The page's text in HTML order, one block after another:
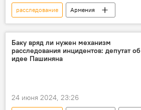
расследование
Армения
Новости Армения
Политика
Ереван
Баку инцидент
Баку вряд ли нужен механизм
расследования инцидентов: депутат об
идее Пашиняна
24 июня 2024, 23:26